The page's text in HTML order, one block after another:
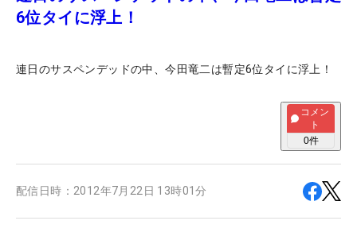
6位タイに浮上！
連日のサスペンデッドの中、今田竜二は暫定6位タイに浮上！
コメン
ト
0件
配信日時： 2012年7月22日 13時01分